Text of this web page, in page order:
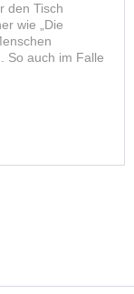
den Tisch
wie „Die
So auch im Falle